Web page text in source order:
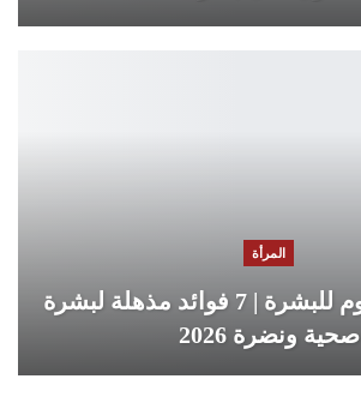
المرأة
فوائد زيت الثوم للبشرة | 7 فوائد مذهلة لبشرة
صحية ونضرة 2026